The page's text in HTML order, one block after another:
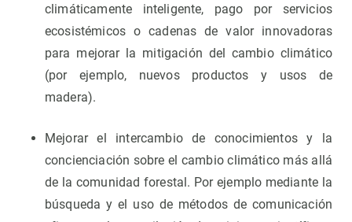
climáticamente inteligente, pago por servicios
ecosistémicos o cadenas de valor innovadoras
para mejorar la mitigación del cambio climático
(por ejemplo, nuevos productos y usos de
madera).
Mejorar el intercambio de conocimientos y la
concienciación sobre el cambio climático más allá
de la comunidad forestal. Por ejemplo mediante la
búsqueda y el uso de métodos de comunicación